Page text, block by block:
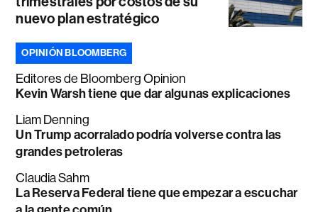
nuevo plan estratégico
OPINIÓN BLOOMBERG
Editores de Bloomberg Opinion
Kevin Warsh tiene que dar algunas explicaciones
Liam Denning
Un Trump acorralado podría volverse contra las
grandes petroleras
Claudia Sahm
La Reserva Federal tiene que empezar a escuchar